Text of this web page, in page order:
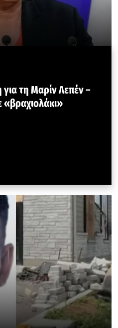
τη Μαρίν Λεπέν –
«βραχιολάκι»